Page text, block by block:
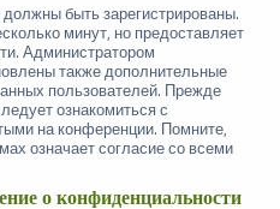
быть зарегистрированы.
минут, но предоставляет
Администратором
также дополнительные
пользователей. Прежде
ознакомиться с
на конференции. Помните,
означает согласие со всеми
о конфиденциальности